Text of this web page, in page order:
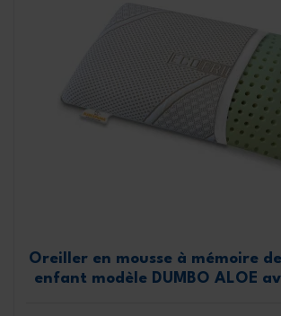
Oreiller en mousse à mémoire
enfant modèle DUMBO ALOE